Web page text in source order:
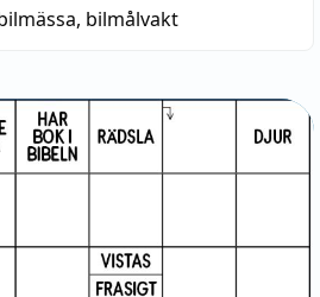
, bilmålvakt